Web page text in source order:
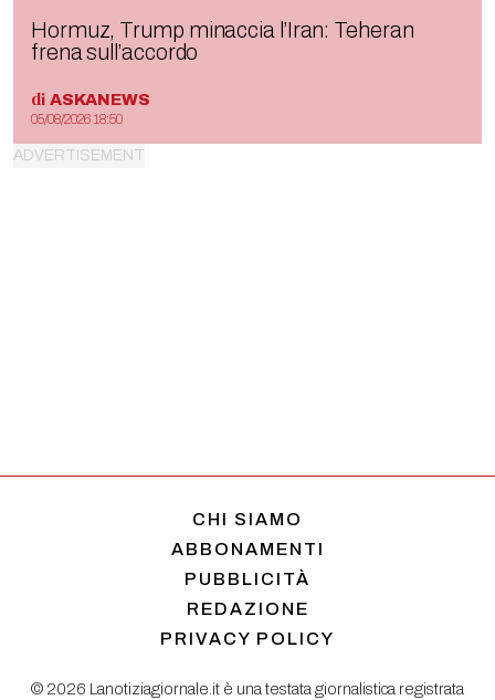
Hormuz, Trump minaccia l’Iran: Teheran
frena sull’accordo
di ASKANEWS
05/08/2026 18:50
CHI SIAMO
ABBONAMENTI
PUBBLICITÀ
REDAZIONE
PRIVACY POLICY
© 2026 Lanotiziagiornale.it è una testata giornalistica registrata